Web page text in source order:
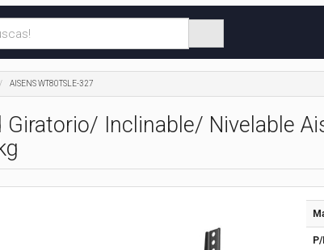
AISENS WT80TSLE-327
Giratorio/ Inclinable/ Nivelable